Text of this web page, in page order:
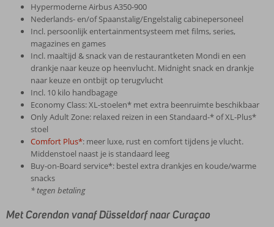
Hypermoderne Airbus A350-900
Nederlands- en/of Spaanstalig/Engelstalig cabinepersoneel
Incl. persoonlijk entertainmentsysteem met films, series,
magazines en games
Incl. maaltijd & snack van de restaurantketen Mondi en een
drankje naar keuze op heenvlucht. Midnight snack en drankje
naar keuze en ontbijt op terugvlucht
Incl. 10 kilo handbagage
Economy Class: XL-stoelen* met extra beenruimte beschikbaar
Only Adult Zone: relaxed reizen in een Standaard-* of XL-Plus*
stoel
Comfort Plus*: meer luxe, rust en comfort tijdens je vlucht.
Middenstoel naast je is standaard leeg
Buy-on-Board service*: bestel extra drankjes en koude/warme
snacks
* tegen betaling
Met Corendon vanaf Düsseldorf naar Curaçao